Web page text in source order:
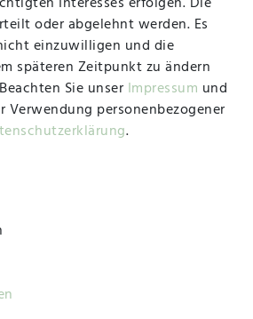
Freitag
oder abgelehnt werden. Es
einzuwilligen und die
späteren Zeitpunkt zu ändern
Sie unser Impressum und
Verwendung personenbezogener
.